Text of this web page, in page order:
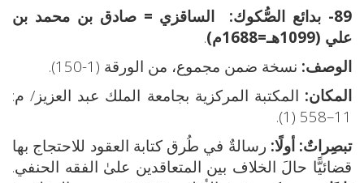
89- بدائع الصُّكوك:
الساقزي = صادق بن محمد بن
علي (1099هـ=1688م)
.
الوصف: نسخة ضمن مجموع، من الورقة (1-150).
المكان: المكتبة المركزية بجامعة الملك عبد العزيز/ م:
11–558 (1).
تبصِراتٌ: أولًا: رسالةٌ في طُرق كتابة العقود للاحتجاج بها
قضائيًّا حالَ الخلاف بين المتعاقدين علىٰ الفقه الحنفي.